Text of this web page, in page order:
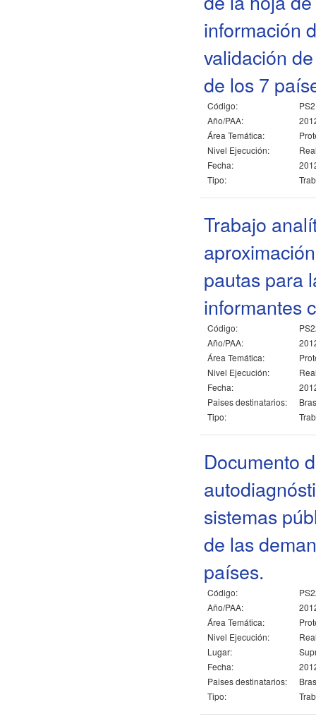
información
validación
de los 7
Código:
Año/PAA:
Área Temática:
Nivel Ejecución:
Fecha:
Tipo:
Trabajo
pautas para
informantes
Código:
Año/PAA:
Área Temática:
Nivel Ejecución:
Fecha:
Paises destinatarios:
Tipo:
Documento
sistemas
de las
países.
Código:
Año/PAA:
Área Temática:
Nivel Ejecución:
Lugar:
Fecha:
Paises destinatarios:
Tipo: